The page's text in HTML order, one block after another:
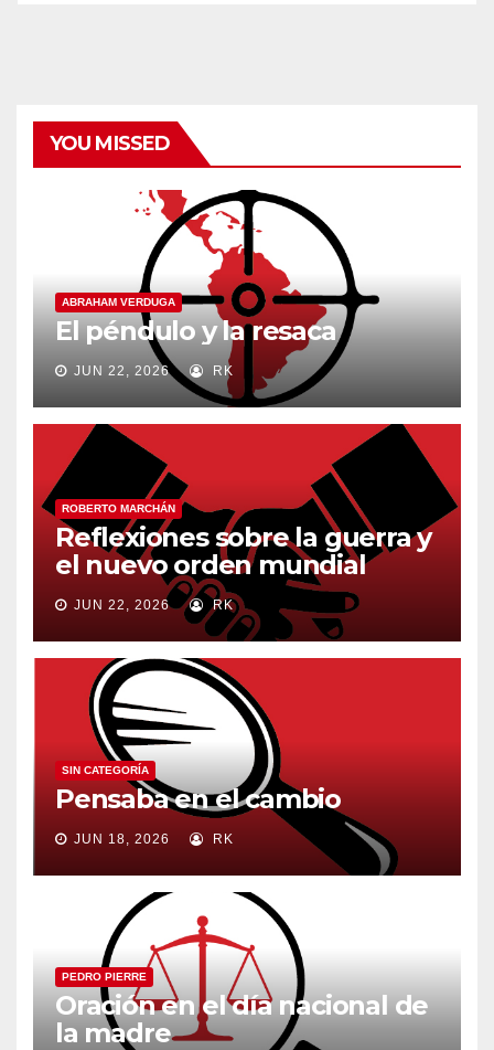
YOU MISSED
ABRAHAM VERDUGA
El péndulo y la resaca
JUN 22, 2026 RK
ROBERTO MARCHÁN
Reflexiones sobre la guerra y
el nuevo orden mundial
JUN 22, 2026 RK
SIN CATEGORÍA
Pensaba en el cambio
JUN 18, 2026 RK
PEDRO PIERRE
Oración en el día nacional de
la madre